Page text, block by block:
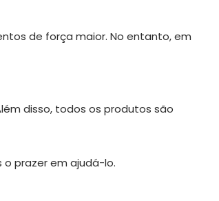
de força maior. No entanto, em
disso, todos os produtos são
prazer em ajudá-lo.